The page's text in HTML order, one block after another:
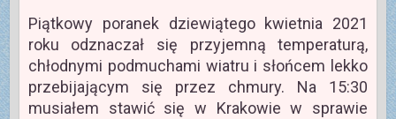
Piątkowy poranek dziewiątego kwietnia 2021
roku odznaczał się przyjemną temperaturą,
chłodnymi podmuchami wiatru i słońcem lekko
przebijającym się przez chmury. Na 15:30
musiałem stawić się w Krakowie w sprawie